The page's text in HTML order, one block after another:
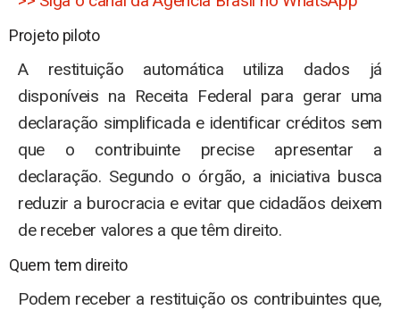
Projeto piloto
A restituição automática utiliza dados já
disponíveis na Receita Federal para gerar uma
declaração simplificada e identificar créditos sem
que o contribuinte precise apresentar a
declaração. Segundo o órgão, a iniciativa busca
reduzir a burocracia e evitar que cidadãos deixem
de receber valores a que têm direito.
Quem tem direito
Podem receber a restituição os contribuintes que,